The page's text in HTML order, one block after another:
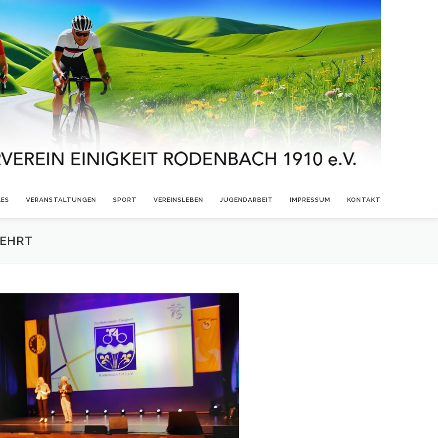
VERANSTALTUNGEN SPORT VEREINSLEBEN JUGENDARBEIT IMPRESSUM KONTAKT